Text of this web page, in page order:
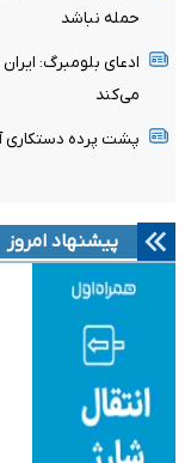
حمله نباشد
ادعای بلومبرگ:
می‌کند
پشت پرده دستکاری
پیشنهاد امروز